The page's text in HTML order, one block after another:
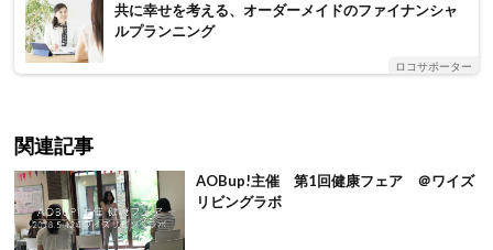
共に幸せを考える、オーダーメイドのファイナンシャ
ルプランニング
ロコサポーター
関連記事
AOBup!主催 第1回健康フェア ＠ワイズ
リビングラボ